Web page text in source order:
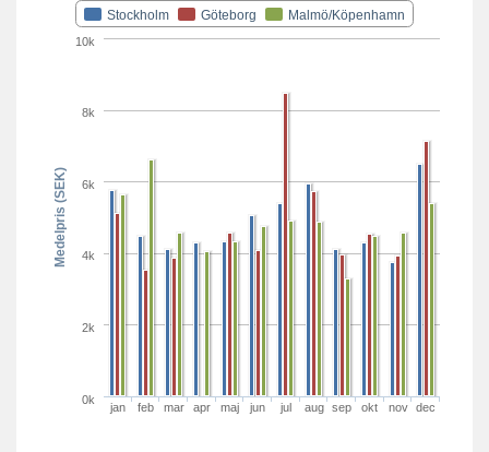
Medelpris (SEK)
Stockholm Göteborg Malmö/Köpenhamn
jan feb mar apr maj jun jul aug sep okt nov dec
0k
2k
4k
6k
8k
10k